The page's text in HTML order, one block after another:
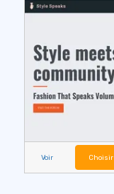
Voir Choisir